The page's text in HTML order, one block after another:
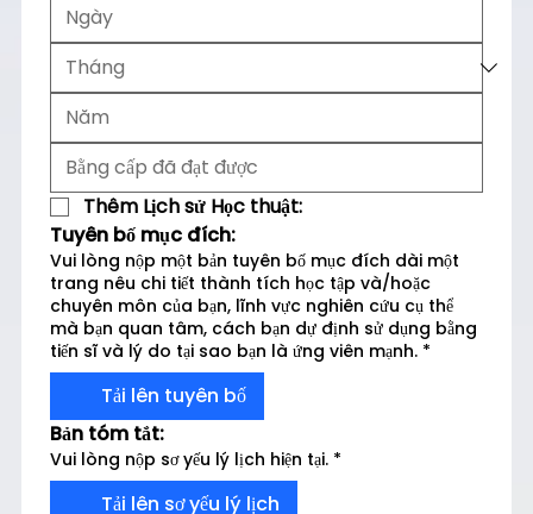
Thêm Lịch sử Học thuật:
Tuyên bố mục đích:
Vui lòng nộp một bản tuyên bố mục đích dài một
trang nêu chi tiết thành tích học tập và/hoặc
chuyên môn của bạn, lĩnh vực nghiên cứu cụ thể
mà bạn quan tâm, cách bạn dự định sử dụng bằng
tiến sĩ và lý do tại sao bạn là ứng viên mạnh. *
Tải lên tuyên bố
Bản tóm tắt:
Vui lòng nộp sơ yếu lý lịch hiện tại. *
Tải lên sơ yếu lý lịch